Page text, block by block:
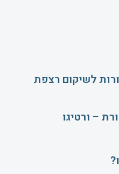
לשיקום רצפת
– ורטיגו